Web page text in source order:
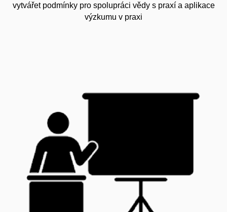
vytvářet podmínky pro spolupráci vědy s praxí a aplikace
výzkumu v praxi